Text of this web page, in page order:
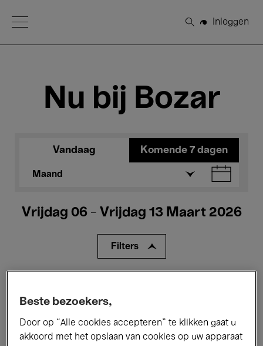
Open Menu
Zoeken
Inloggen
Nu bij Bozar
Vandaag Komende 7 dagen
Maand
Vrijdag 06 - Vrijdag 13 Maart 2026
Filters
Performances Lezingen & Debatten
Beste bezoekers,
Door op “Alle cookies accepteren” te klikken gaat u
akkoord met het opslaan van cookies op uw apparaat